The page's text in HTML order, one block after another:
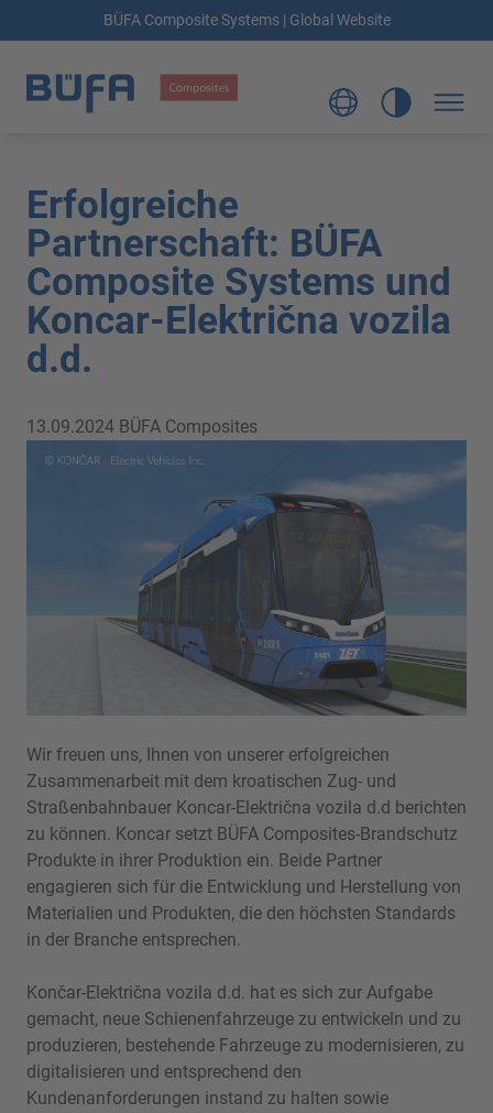
BÜFA Composite Systems | Global Website
Erfolgreiche
Partnerschaft: BÜFA
Composite Systems und
Koncar-Električna vozila
d.d.
13.09.2024 BÜFA Composites
Wir freuen uns, Ihnen von unserer erfolgreichen
Zusammenarbeit mit dem kroatischen Zug- und
Straßenbahnbauer Koncar-Električna vozila d.d berichten
zu können. Koncar setzt BÜFA Composites-Brandschutz
Produkte in ihrer Produktion ein. Beide Partner
engagieren sich für die Entwicklung und Herstellung von
Materialien und Produkten, die den höchsten Standards
in der Branche entsprechen.
Končar-Električna vozila d.d. hat es sich zur Aufgabe
gemacht, neue Schienenfahrzeuge zu entwickeln und zu
produzieren, bestehende Fahrzeuge zu modernisieren, zu
digitalisieren und entsprechend den
Kundenanforderungen instand zu halten sowie